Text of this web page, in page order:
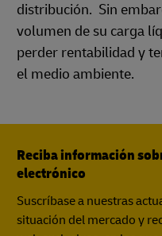
distribución. Sin
volumen de su carga
perder rentabilidad y
el medio ambiente.
Reciba información
electrónico
Suscríbase a nuestras
situación del mercado y